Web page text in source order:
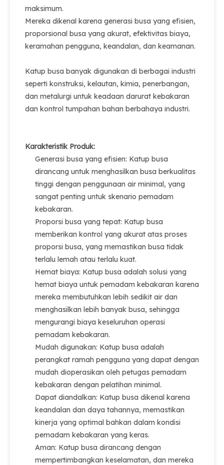
maksimum.
Mereka dikenal karena generasi busa yang efisien,
proporsional busa yang akurat, efektivitas biaya,
keramahan pengguna, keandalan, dan keamanan.
Katup busa banyak digunakan di berbagai industri
seperti konstruksi, kelautan, kimia, penerbangan,
dan metalurgi untuk keadaan darurat kebakaran
dan kontrol tumpahan bahan berbahaya industri.
Karakteristik Produk:
Generasi busa yang efisien: Katup busa
dirancang untuk menghasilkan busa berkualitas
tinggi dengan penggunaan air minimal, yang
sangat penting untuk skenario pemadam
kebakaran.
Proporsi busa yang tepat: Katup busa
memberikan kontrol yang akurat atas proses
proporsi busa, yang memastikan busa tidak
terlalu lemah atau terlalu kuat.
Hemat biaya: Katup busa adalah solusi yang
hemat biaya untuk pemadam kebakaran karena
mereka membutuhkan lebih sedikit air dan
menghasilkan lebih banyak busa, sehingga
mengurangi biaya keseluruhan operasi
pemadam kebakaran.
Mudah digunakan: Katup busa adalah
perangkat ramah pengguna yang dapat dengan
mudah dioperasikan oleh petugas pemadam
kebakaran dengan pelatihan minimal.
Dapat diandalkan: Katup busa dikenal karena
keandalan dan daya tahannya, memastikan
kinerja yang optimal bahkan dalam kondisi
pemadam kebakaran yang keras.
Aman: Katup busa dirancang dengan
mempertimbangkan keselamatan, dan mereka